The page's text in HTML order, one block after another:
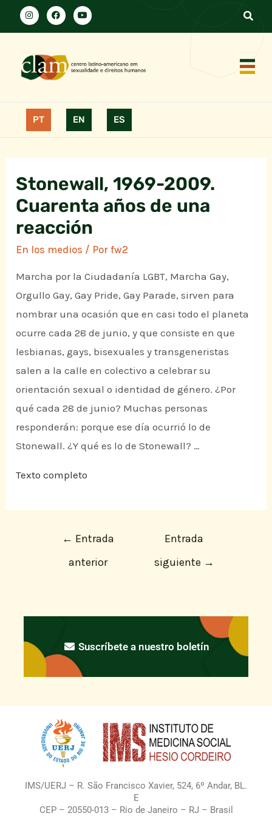
PT EN ES
Stonewall, 1969-2009.
Cuarenta años de una
reacción
En los medios / Porfw2
Marcha por la Ciudadanía LGBT, Marcha Gay,
Orgullo Gay, Gay Pride, Gay Parade, sirven para
nombrar una ocasión que en casi todo el planeta
ocurre cada 28 de junio, y que consiste en que
lesbianas, gays, bisexuales y transgeneristas
salen a la calle en colectivo a celebrar su
orientación sexual o identidad de género. ¿Por
qué cada 28 de junio? Muchas personas
responderán: porque ese día ocurrió lo de
Stonewall. ¿Y qué es lo de Stonewall? …
Texto completo
← Entrada
anterior
Entrada
siguiente →
Suscríbete a nuestro boletín
IMS/UERJ – R. São Francisco Xavier, 524, 6º Andar, BL.
E
CEP – 20550-013 – Rio de Janeiro – RJ – Brasil